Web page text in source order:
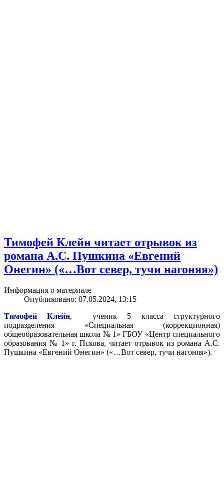
Тимофей Клейн читает отрывок из
романа А.С. Пушкина «Евгений
Онегин» («…Вот север, тучи нагоняя»)
Информация о материале
Опубликовано: 07.05.2024, 13:15
Тимофей Клейн, ученик 5 класса структурного
подразделения «Специальная (коррекционная)
общеобразовательная школа № 1» ГБОУ «Центр специального
образования № 1» г. Пскова, читает отрывок из романа А.С.
Пушкина «Евгений Онегин» («…Вот север, тучи нагоняя»).